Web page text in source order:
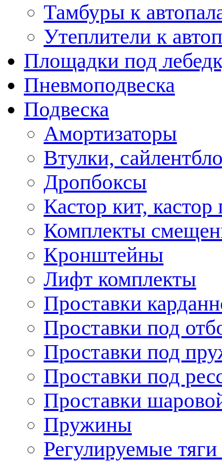
Тамбуры к
Утеплители к
Площадки под
Пневмоподвеска
Подвеска
Амортизаторы
Втулки,
Дропбоксы
Кастор кит, кастор
Комплекты
Кронштейны
Лифт комплекты
Проставки
Проставки под
Проставки под
Проставки под
Проставки
Пружины
Регулируемые